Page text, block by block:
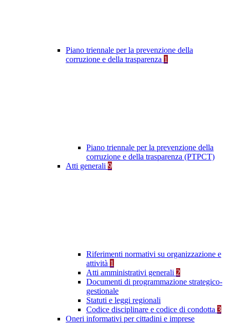
Piano triennale per la prevenzione della
corruzione e della trasparenza 1
Piano triennale per la prevenzione della
corruzione e della trasparenza (PTPCT)
Atti generali 9
Riferimenti normativi su organizzazione e
attività 1
Atti amministrativi generali 2
Documenti di programmazione strategico-
gestionale
Statuti e leggi regionali
Codice disciplinare e codice di condotta 3
Oneri informativi per cittadini e imprese